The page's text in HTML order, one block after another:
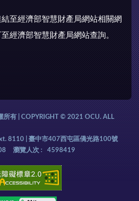
至經濟部智慧財產局網站相關網
經濟部智慧財產局網站查詢。
所有 | COPYRIGHT © 2021 OCU. ALL
8110 | 臺中市407西屯區僑光路100號
瀏覽人次 : 4598419